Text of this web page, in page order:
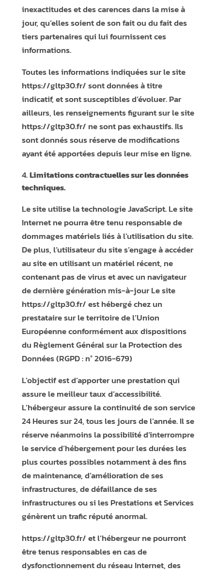
inexactitudes et des carences dans la mise à
jour, qu’elles soient de son fait ou du fait des
tiers partenaires qui lui fournissent ces
informations.
Toutes les informations indiquées sur le site
https://gltp30.fr/sont données à titre
indicatif, et sont susceptibles d’évoluer. Par
ailleurs, les renseignements figurant sur le site
https://gltp30.fr/ ne sont pas exhaustifs. Ils
sont donnés sous réserve de modifications
ayant été apportées depuis leur mise en ligne.
Limitations contractuelles sur les données
techniques.
Le site utilise la technologie JavaScript. Le site
Internet ne pourra être tenu responsable de
dommages matériels liés à l’utilisation du site.
De plus, l’utilisateur du site s’engage à accéder
au site en utilisant un matériel récent, ne
contenant pas de virus et avec un navigateur
de dernière génération mis-à-jour Le site
https://gltp30.fr/est hébergé chez un
prestataire sur le territoire de l’Union
Européenne conformément aux dispositions
du Règlement Général sur la Protection des
Données (RGPD : n° 2016-679)
L’objectif est d’apporter une prestation qui
assure le meilleur taux d’accessibilité.
L’hébergeur assure la continuité de son service
24 Heures sur 24, tous les jours de l’année. Il se
réserve néanmoins la possibilité d’interrompre
le service d’hébergement pour les durées les
plus courtes possibles notamment à des fins
de maintenance, d’amélioration de ses
infrastructures, de défaillance de ses
infrastructures ou si les Prestations et Services
génèrent un trafic réputé anormal.
https://gltp30.fr/et l’hébergeur ne pourront
être tenus responsables en cas de
dysfonctionnement du réseau Internet, des